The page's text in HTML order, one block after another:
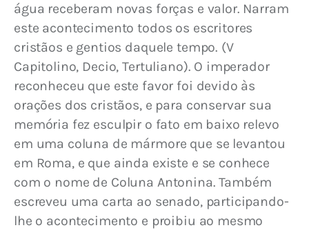
água receberam novas forças e valor. Narram
este acontecimento todos os escritores
cristãos e gentios daquele tempo. (V
Capitolino, Decio, Tertuliano). O imperador
reconheceu que este favor foi devido às
orações dos cristãos, e para conservar sua
memória fez esculpir o fato em baixo relevo
em uma coluna de mármore que se levantou
em Roma, e que ainda existe e se conhece
com o nome de Coluna Antonina. Também
escreveu uma carta ao senado, participando-
lhe o acontecimento e proibiu ao mesmo